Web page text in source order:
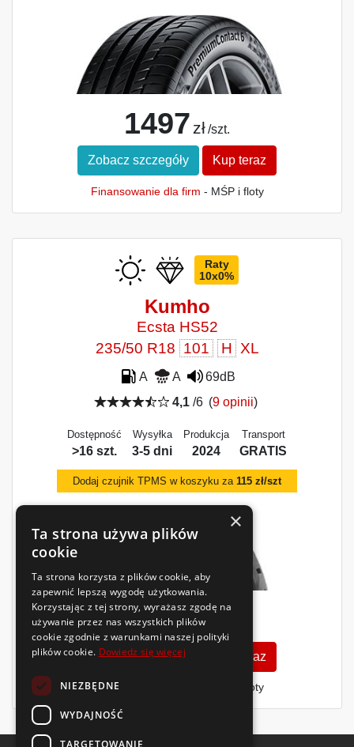
1497 zł/szt.
Zobacz szczegóły Kup teraz
Finansowanie dla firm - MŚP i floty
Raty
10x0%
Kumho
Ecsta HS52
235/50 R18 101 H XL
A A
69dB
4,1 /6 (9 opinii)
Dostępność
>16 szt.
Wysyłka
3-5 dni
Produkcja
2024
Transport
GRATIS
Dodaj czujnik TPMS w koszyku za 115 zł/szt
598 zł/szt.
Zobacz szczegóły Kup teraz
Finansowanie dla firm - MŚP i floty
×
Ta strona używa plików
cookie
Ta strona korzysta z plików cookie, aby
zapewnić lepszą wygodę użytkowania.
Korzystając z tej strony, wyrażasz zgodę na
używanie przez nas wszystkich plików
cookie zgodnie z warunkami naszej polityki
plików cookie. Dowiedz się więcej
NIEZBĘDNE
WYDAJNOŚĆ
TARGETOWANIE